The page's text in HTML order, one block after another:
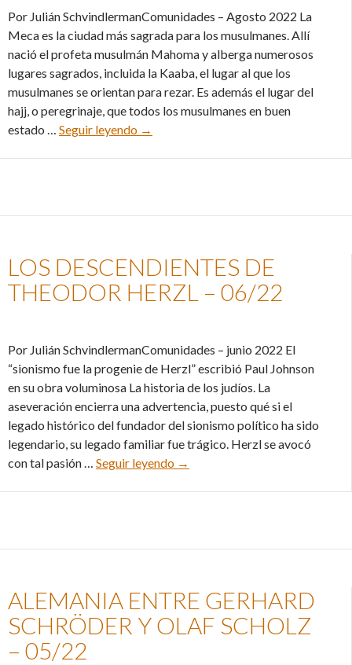
Por Julián SchvindlermanComunidades – Agosto 2022 La
Meca es la ciudad más sagrada para los musulmanes. Allí
nació el profeta musulmán Mahoma y alberga numerosos
lugares sagrados, incluida la Kaaba, el lugar al que los
musulmanes se orientan para rezar. Es además el lugar del
hajj, o peregrinaje, que todos los musulmanes en buen
estado … Seguir leyendo Un israelí suelto en La Meca – 07/22
→
LOS DESCENDIENTES DE
THEODOR HERZL – 06/22
Por Julián SchvindlermanComunidades – junio 2022 El
“sionismo fue la progenie de Herzl” escribió Paul Johnson
en su obra voluminosa La historia de los judíos. La
aseveración encierra una advertencia, puesto qué si el
legado histórico del fundador del sionismo político ha sido
legendario, su legado familiar fue trágico. Herzl se avocó
con tal pasión … Seguir leyendo Los descendientes de Theodor
→
ALEMANIA ENTRE GERHARD
SCHRÖDER Y OLAF SCHOLZ
– 05/22